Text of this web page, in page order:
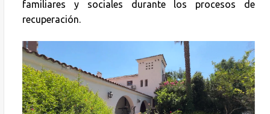
familiares y sociales durante los procesos de
recuperación.